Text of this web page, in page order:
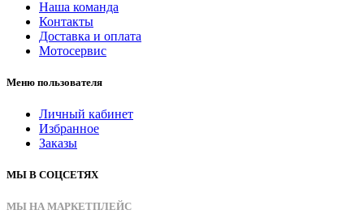
Наша команда
Контакты
Доставка и оплата
Мотосервис
Меню пользователя
Личный кабинет
Избранное
Заказы
МЫ В СОЦСЕТЯХ
МЫ НА МАРКЕТПЛЕЙС